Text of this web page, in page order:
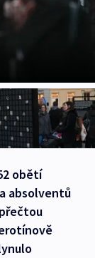
obětí
absolventů